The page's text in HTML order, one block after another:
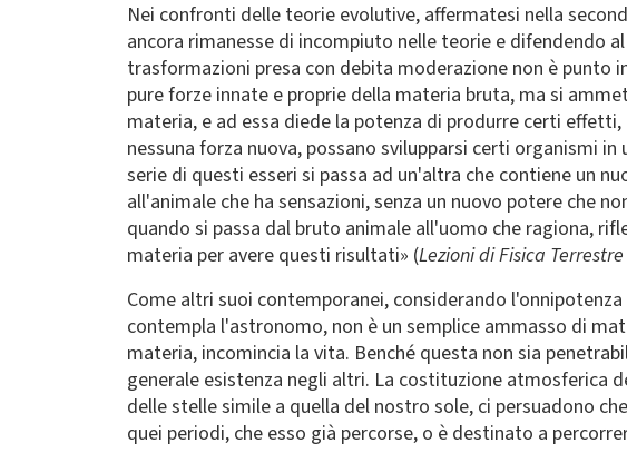
Nei confronti delle teorie evolutive, affermatesi nella
ancora rimanesse di incompiuto nelle teorie e difendendo
trasformazioni presa con debita moderazione non è
pure forze innate e proprie della materia bruta, ma si
materia, e ad essa diede la potenza di produrre certi
nessuna forza nuova, possano svilupparsi certi organismi
serie di questi esseri si passa ad un'altra che contiene un
all'animale che ha sensazioni, senza un nuovo potere che
quando si passa dal bruto animale all'uomo che ragiona,
materia per avere questi risultati» (Lezioni di Fisica Terrestre
Come altri suoi contemporanei, considerando
contempla l'astronomo, non è un semplice ammasso di
materia, incomincia la vita. Benché questa non sia
generale esistenza negli altri. La costituzione atmosferica
delle stelle simile a quella del nostro sole, ci persuadono
quei periodi, che esso già percorse, o è destinato a